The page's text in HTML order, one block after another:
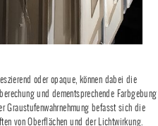
oder opaque, können dabei die
und dementsprechende Farbgebung
Graustufenwahrnehmung befasst sich die
von Oberflächen und der Lichtwirkung.